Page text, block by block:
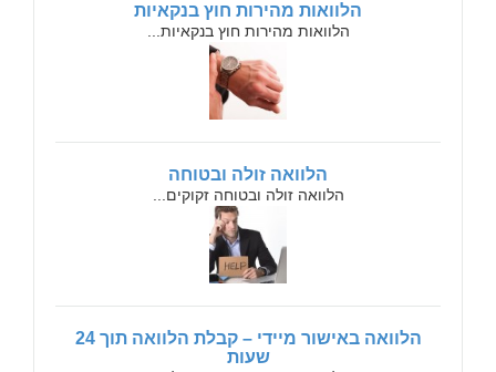
הלוואות מהירות חוץ בנקאיות
הלוואות מהירות חוץ בנקאיות...
הלוואה זולה ובטוחה
הלוואה זולה ובטוחה זקוקים...
הלוואה באישור מיידי – קבלת הלוואה תוך 24
שעות